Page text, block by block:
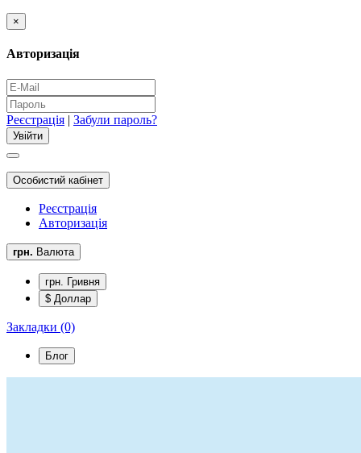
×
Авторизація
Реєстрація | Забули пароль?
Особистий кабінет
Реєстрація
Авторизація
грн. Валюта
грн. Гривня
$ Доллар
Закладки (0)
Блог